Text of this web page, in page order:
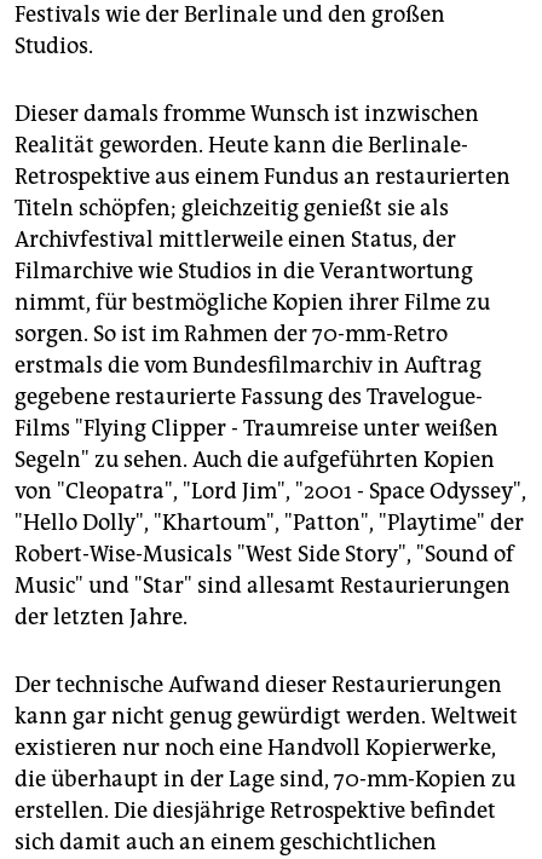
Festivals wie der Berlinale und den großen
Studios.
Dieser damals fromme Wunsch ist inzwischen
Realität geworden. Heute kann die Berlinale-
Retrospektive aus einem Fundus an restaurierten
Titeln schöpfen; gleichzeitig genießt sie als
Archivfestival mittlerweile einen Status, der
Filmarchive wie Studios in die Verantwortung
nimmt, für bestmögliche Kopien ihrer Filme zu
sorgen. So ist im Rahmen der 70-mm-Retro
erstmals die vom Bundesfilmarchiv in Auftrag
gegebene restaurierte Fassung des Travelogue-
Films "Flying Clipper - Traumreise unter weißen
Segeln" zu sehen. Auch die aufgeführten Kopien
von "Cleopatra", "Lord Jim", "2001 - Space Odyssey",
"Hello Dolly", "Khartoum", "Patton", "Playtime" der
Robert-Wise-Musicals "West Side Story", "Sound of
Music" und "Star" sind allesamt Restaurierungen
der letzten Jahre.
Der technische Aufwand dieser Restaurierungen
kann gar nicht genug gewürdigt werden. Weltweit
existieren nur noch eine Handvoll Kopierwerke,
die überhaupt in der Lage sind, 70-mm-Kopien zu
erstellen. Die diesjährige Retrospektive befindet
sich damit auch an einem geschichtlichen